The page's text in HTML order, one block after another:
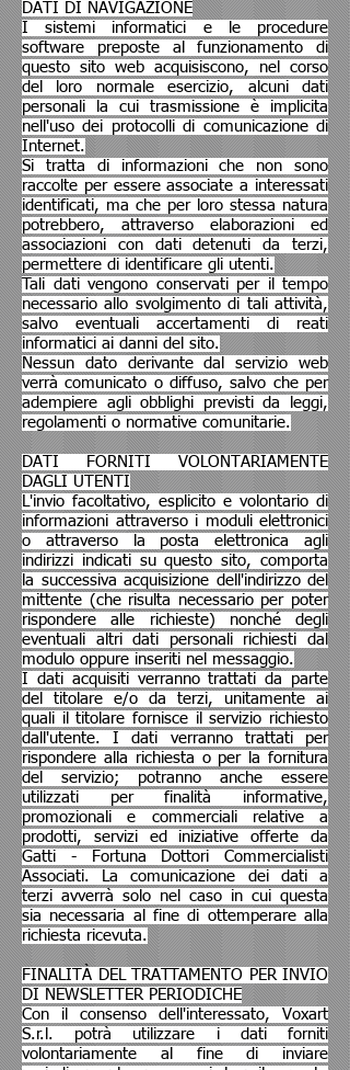
DATI DI NAVIGAZIONE
I sistemi informatici e le procedure
software preposte al funzionamento di
questo sito web acquisiscono, nel corso
del loro normale esercizio, alcuni dati
personali la cui trasmissione è implicita
nell'uso dei protocolli di comunicazione di
Internet.
Si tratta di informazioni che non sono
raccolte per essere associate a interessati
identificati, ma che per loro stessa natura
potrebbero, attraverso elaborazioni ed
associazioni con dati detenuti da terzi,
permettere di identificare gli utenti.
Tali dati vengono conservati per il tempo
necessario allo svolgimento di tali attività,
salvo eventuali accertamenti di reati
informatici ai danni del sito.
Nessun dato derivante dal servizio web
verrà comunicato o diffuso, salvo che per
adempiere agli obblighi previsti da leggi,
regolamenti o normative comunitarie.
DATI FORNITI VOLONTARIAMENTE
DAGLI UTENTI
L'invio facoltativo, esplicito e volontario di
informazioni attraverso i moduli elettronici
o attraverso la posta elettronica agli
indirizzi indicati su questo sito, comporta
la successiva acquisizione dell'indirizzo del
mittente (che risulta necessario per poter
rispondere alle richieste) nonché degli
eventuali altri dati personali richiesti dal
modulo oppure inseriti nel messaggio.
I dati acquisiti verranno trattati da parte
del titolare e/o da terzi, unitamente ai
quali il titolare fornisce il servizio richiesto
dall'utente. I dati verranno trattati per
rispondere alla richiesta o per la fornitura
del servizio; potranno anche essere
utilizzati per finalità informative,
promozionali e commerciali relative a
prodotti, servizi ed iniziative offerte da
Gatti - Fortuna Dottori Commercialisti
Associati. La comunicazione dei dati a
terzi avverrà solo nel caso in cui questa
sia necessaria al fine di ottemperare alla
richiesta ricevuta.
FINALITÀ DEL TRATTAMENTO PER INVIO
DI NEWSLETTER PERIODICHE
Con il consenso dell'interessato, Voxart
S.r.l. potrà utilizzare i dati forniti
volontariamente al fine di inviare